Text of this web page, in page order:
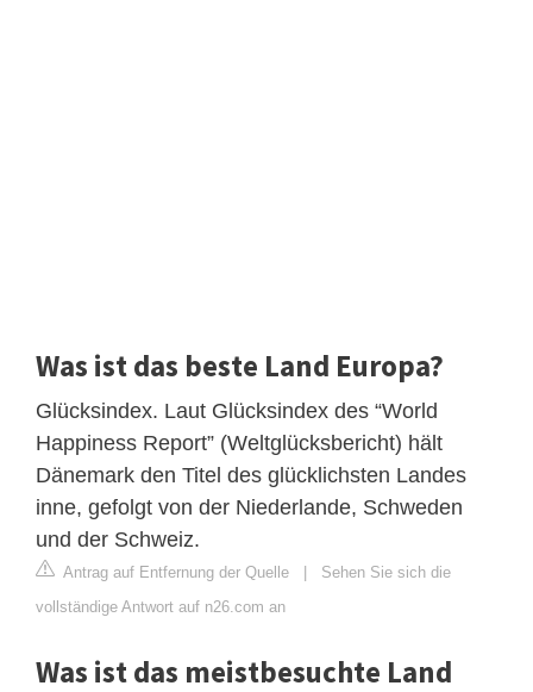
Was ist das beste Land Europa?
Glücksindex. Laut Glücksindex des “World
Happiness Report” (Weltglücksbericht) hält
Dänemark den Titel des glücklichsten Landes
inne, gefolgt von der Niederlande, Schweden
und der Schweiz.
Antrag auf Entfernung der Quelle | Sehen Sie sich die
vollständige Antwort auf n26.com an
Was ist das meistbesuchte Land